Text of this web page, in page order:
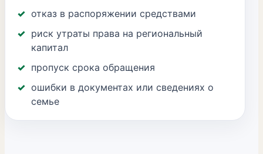
отказ в распоряжении средствами
риск утраты права на региональный
капитал
пропуск срока обращения
ошибки в документах или сведениях о
семье